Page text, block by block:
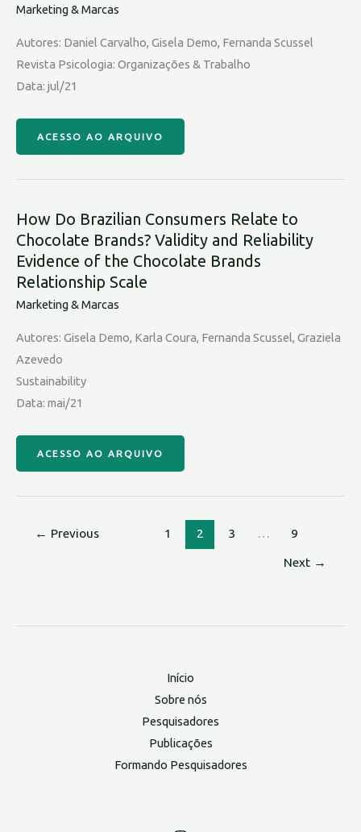
Marketing & Marcas
Autores: Daniel Carvalho, Gisela Demo, Fernanda Scussel
Revista Psicologia: Organizações & Trabalho
Data: jul/21
ACESSO AO ARQUIVO
How Do Brazilian Consumers Relate to
Chocolate Brands? Validity and Reliability
Evidence of the Chocolate Brands
Relationship Scale
Marketing & Marcas
Autores: Gisela Demo, Karla Coura, Fernanda Scussel, Graziela
Azevedo
Sustainability
Data: mai/21
ACESSO AO ARQUIVO
← Previous 1 2 3 … 9
Next →
Início
Sobre nós
Pesquisadores
Publicações
Formando Pesquisadores